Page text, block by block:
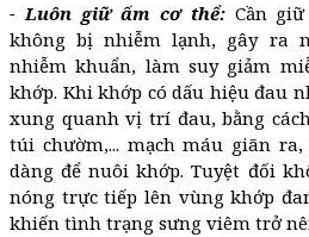
- Luôn giữ ấm cơ thể:Cần giữ
không bị nhiễm lạnh, gây ra
nhiễm khuẩn, làm suy giảm
khớp. Khi khớp có dấu hiệu đau
xung quanh vị trí đau, bằng
túi chườm,... mạch máu giãn
dàng để nuôi khớp. Tuyệt đối
nóng trực tiếp lên vùng khớp
khiến tình trạng sưng viêm trở